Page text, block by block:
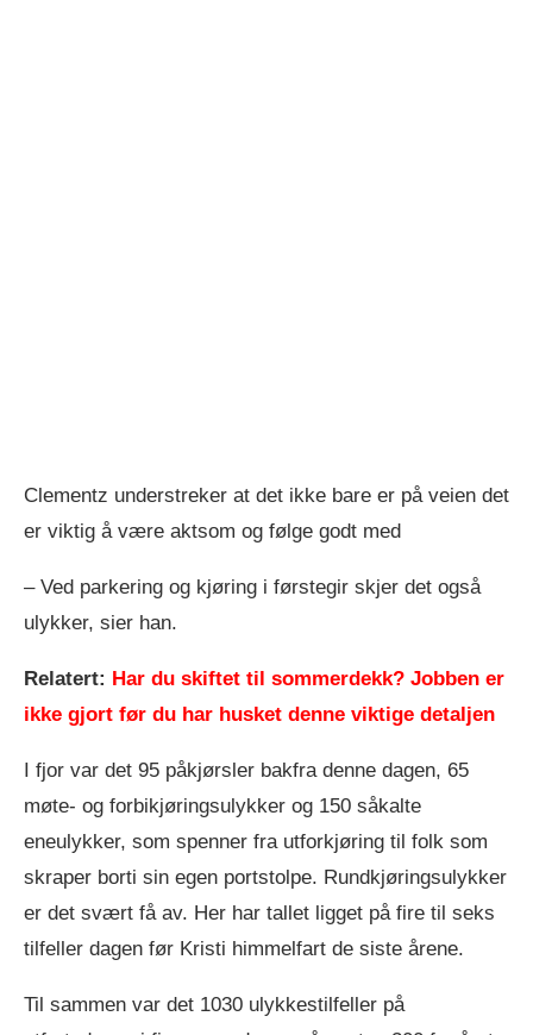
Clementz understreker at det ikke bare er på veien det
er viktig å være aktsom og følge godt med
– Ved parkering og kjøring i førstegir skjer det også
ulykker, sier han.
Relatert: Har du skiftet til sommerdekk? Jobben er
ikke gjort før du har husket denne viktige detaljen
I fjor var det 95 påkjørsler bakfra denne dagen, 65
møte- og forbikjøringsulykker og 150 såkalte
eneulykker, som spenner fra utforkjøring til folk som
skraper borti sin egen portstolpe. Rundkjøringsulykker
er det svært få av. Her har tallet ligget på fire til seks
tilfeller dagen før Kristi himmelfart de siste årene.
Til sammen var det 1030 ulykkestilfeller på